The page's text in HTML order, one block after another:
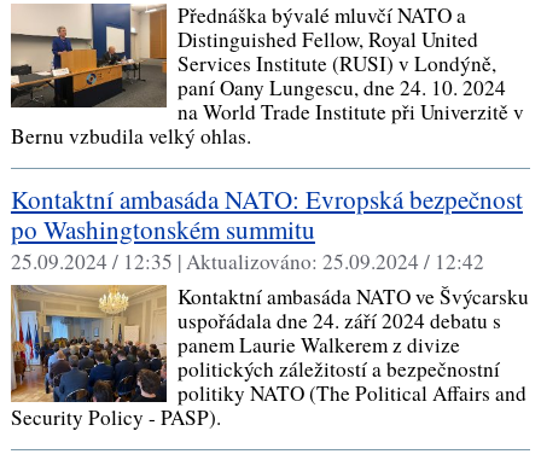
Přednáška bývalé mluvčí NATO a
Distinguished Fellow, Royal United
Services Institute (RUSI) v Londýně,
paní Oany Lungescu, dne 24. 10. 2024
na World Trade Institute při Univerzitě v
Bernu vzbudila velký ohlas.
Kontaktní ambasáda NATO: Evropská bezpečnost
po Washingtonském summitu
25.09.2024 / 12:35 |Aktualizováno: 25.09.2024 / 12:42
Kontaktní ambasáda NATO ve Švýcarsku
uspořádala dne 24. září 2024 debatu s
panem Laurie Walkerem z divize
politických záležitostí a bezpečnostní
politiky NATO (The Political Affairs and
Security Policy - PASP).